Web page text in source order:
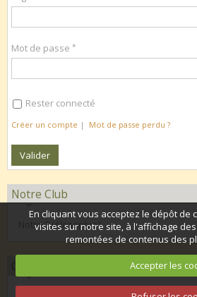
Mot de passe
Rester connecté
Créer un compte | Mot de passe perdu ?
Notre Club
Notre "Vélosophie"
Organisation 2026
En cliquant vous acceptez le dépôt de
visites sur notre site, à l'affichage
remontées de contenus des
Accepter les